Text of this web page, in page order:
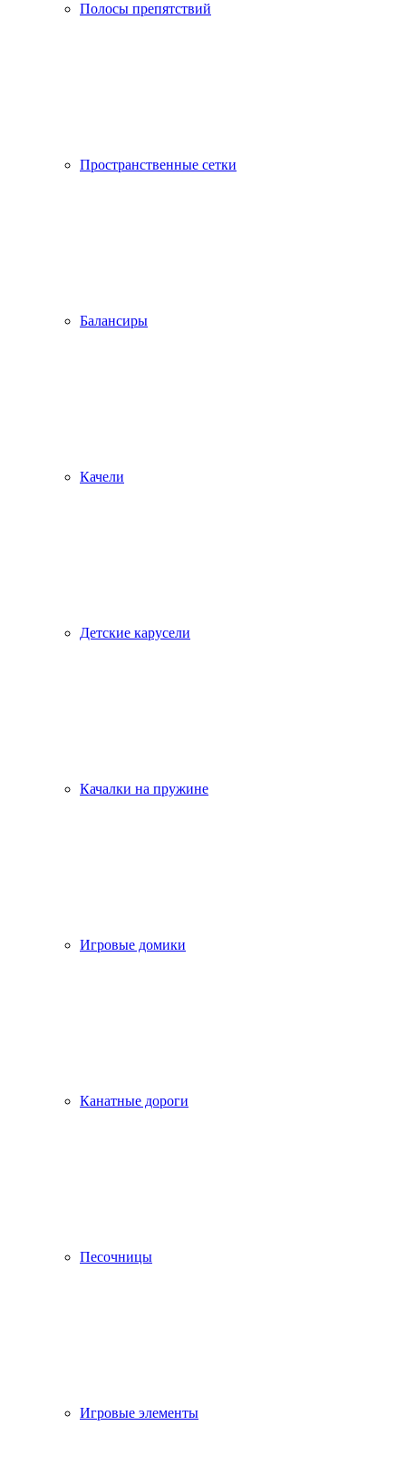
Полосы препятствий
Пространственные сетки
Балансиры
Качели
Детские карусели
Качалки на пружине
Игровые домики
Канатные дороги
Песочницы
Игровые элементы